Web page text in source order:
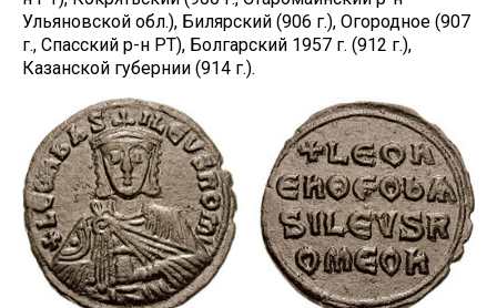
Ульяновской обл.), Билярский (906 г.), Огородное (907
г., Спасский р-н РТ), Болгарский 1957 г. (912 г.),
Казанской губернии (914 г.).